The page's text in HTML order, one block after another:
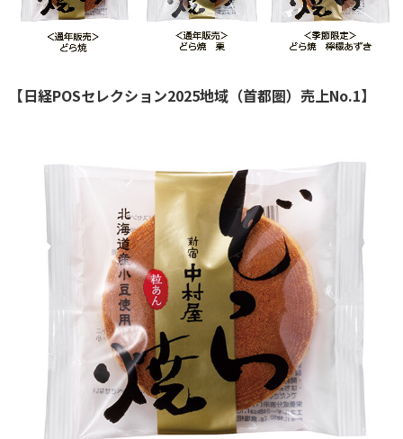
【日経POSセレクション2025地域（首都圏）売上No.1】